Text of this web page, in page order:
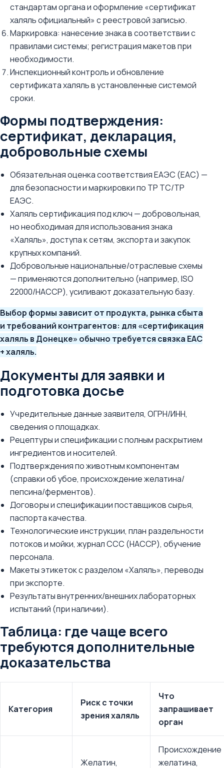
стандартам органа и оформление «сертификат
халяль официальный» с реестровой записью.
Маркировка: нанесение знака в соответствии с
правилами системы; регистрация макетов при
необходимости.
Инспекционный контроль и обновление
сертификата халяль в установленные системой
сроки.
Формы подтверждения:
сертификат, декларация,
добровольные схемы
Обязательная оценка соответствия ЕАЭС (EAC) —
для безопасности и маркировки по ТР ТС/ТР
ЕАЭС.
Халяль сертификация под ключ — добровольная,
но необходимая для использования знака
«Халяль», доступа к сетям, экспорта и закупок
крупных компаний.
Добровольные национальные/отраслевые схемы
— применяются дополнительно (например, ISO
22000/HACCP), усиливают доказательную базу.
Выбор формы зависит от продукта, рынка сбыта
и требований контрагентов: для «сертификация
халяль в Донецке» обычно требуется связка EAC
+ халяль.
Документы для заявки и
подготовка досье
Учредительные данные заявителя, ОГРН/ИНН,
сведения о площадках.
Рецептуры и спецификации с полным раскрытием
ингредиентов и носителей.
Подтверждения по животным компонентам
(справки об убое, происхождение желатина/
пепсина/ферментов).
Договоры и спецификации поставщиков сырья,
паспорта качества.
Технологические инструкции, план раздельности
потоков и мойки, журнал ССС (HACCP), обучение
персонала.
Макеты этикеток с разделом «Халяль», переводы
при экспорте.
Результаты внутренних/внешних лабораторных
испытаний (при наличии).
Таблица: где чаще всего
требуются дополнительные
доказательства
Категория
Риск с точки
зрения халяль
Что
запрашивает
орган
Желатин,
Происхождение
желатина,